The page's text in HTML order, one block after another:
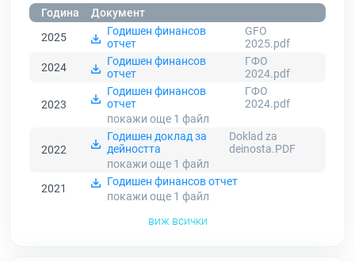
Година
Документ
2025
Годишен финансов
отчет
GFO
2025.pdf
2024
Годишен финансов
отчет
ГФО
2024.pdf
2023
Годишен финансов
отчет
ГФО
2024.pdf
покажи още 1 файл
2022
Годишен доклад за
дейността
Doklad za
deinosta.PDF
покажи още 1 файл
2021
Годишен финансов отчет
покажи още 1 файл
виж всички